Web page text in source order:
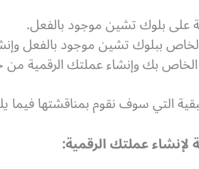
على بلوك تشين موجود بالفعل.
ببلوك تشين موجود بالفعل
بك وإنشاء عملتك الرقمية من
التي سوف نقوم بمناقشتها فيما
عملتك الرقمية: